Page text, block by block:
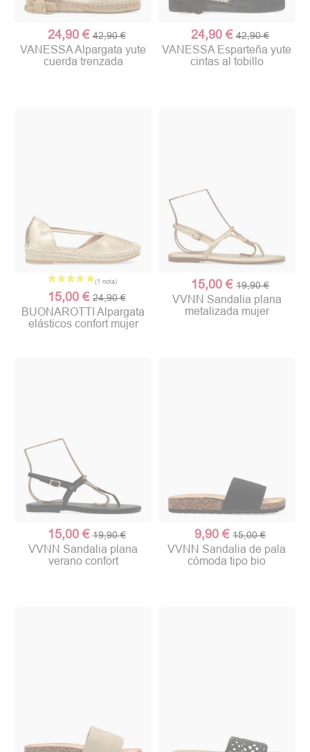
24,90 € 42,90 €
VANESSA Alpargata yute
cuerda trenzada
24,90 € 42,90 €
VANESSA Esparteña yute
cintas al tobillo
15,00 € 24,90 €
BUONAROTTI Alpargata
elásticos confort mujer
15,00 € 19,90 €
VVNN Sandalia plana
metalizada mujer
15,00 € 19,90 €
VVNN Sandalia plana
verano confort
9,90 € 15,00 €
VVNN Sandalia de pala
cómoda tipo bio